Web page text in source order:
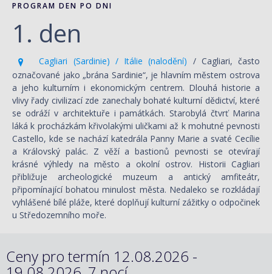
PROGRAM DEN PO DNI
1. den
Cagliari (Sardinie) / Itálie (nalodění) / Cagliari, často
označované jako „brána Sardinie“, je hlavním městem ostrova
a jeho kulturním i ekonomickým centrem. Dlouhá historie a
vlivy řady civilizací zde zanechaly bohaté kulturní dědictví, které
se odráží v architektuře i památkách. Starobylá čtvrť Marina
láká k procházkám křivolakými uličkami až k mohutné pevnosti
Castello, kde se nachází katedrála Panny Marie a svaté Cecílie
a Královský palác. Z věží a bastionů pevnosti se otevírají
krásné výhledy na město a okolní ostrov. Historii Cagliari
přibližuje archeologické muzeum a antický amfiteátr,
připomínající bohatou minulost města. Nedaleko se rozkládají
vyhlášené bílé pláže, které doplňují kulturní zážitky o odpočinek
u Středozemního moře.
Ceny pro termín 12.08.2026 -